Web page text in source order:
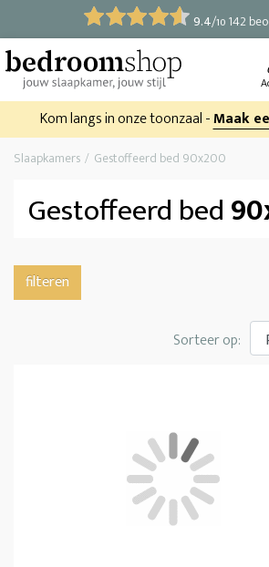
9.4/10 142
Kom langs in onze toonzaal -Maak
Slaapkamers Gestoffeerd bed 90x200
Gestoffeerd bed
filteren
Sorteer op: